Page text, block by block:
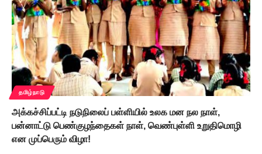
தமிழ்நாடு
அக்கச்சிப்பட்டி நடுநிலைப் பள்ளியில் உலக மன நல நாள்,
பன்னாட்டு பெண்குழந்தைகள் நாள், வெண்புள்ளி உறுதிமொழி
என முப்பெரும் விழா!